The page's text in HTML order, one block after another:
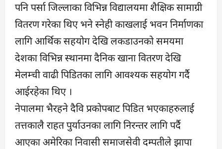
पनि पर्सा जिल्लाका विभिन्न विद्यालयमा शैक्षिक सामाग्री
वितरण गरेका थिए भने स्नेही काखलाई भवन निर्माणका
लागि आर्थिक सहयोग देखि लकडाउनको समयमा
देशका विभिन्न स्थानमा दैनिक खाना वितरण देखि
मेलम्ची वाढी पिडितका लागि आवश्यक सहयोग गर्दै
आईरहेका थिए ।
नेपालमा भैरहने दैवि प्रकोपबाट पिडित भएकाहरुलाई
तत्तकालै राहत पुर्याउनका लागि निरन्तर लागि पर्दै
आएका अमेरिका निवासी समाजसेवी दम्पतीले झापा